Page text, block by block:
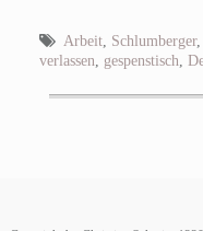
Arbeit, Schlumberger,
verlassen
gespenstisch